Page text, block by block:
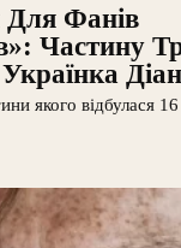
Для Фанів
Частину
якого відбулася